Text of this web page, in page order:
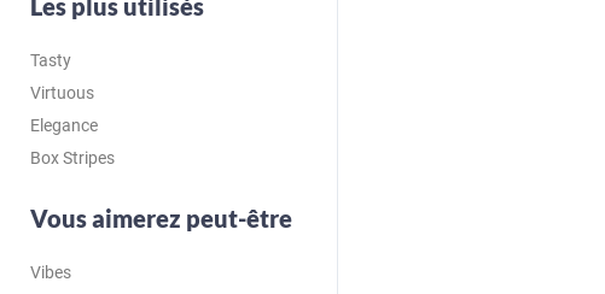
Les plus utilisés
Tasty
Virtuous
Elegance
Box Stripes
Vous aimerez peut-être
Vibes